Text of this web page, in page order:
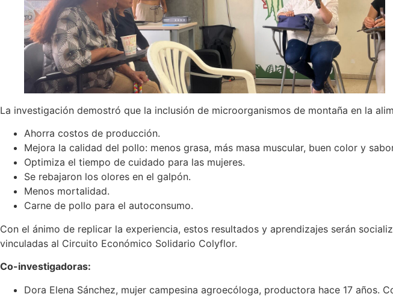
La investigación demostró que la inclusión de microorganismos de montaña en la
Ahorra costos de producción.
Mejora la calidad del pollo: menos grasa, más masa muscular, buen color y
Optimiza el tiempo de cuidado para las mujeres.
Se rebajaron los olores en el galpón.
Menos mortalidad.
Carne de pollo para el autoconsumo.
Con el ánimo de replicar la experiencia, estos resultados y aprendizajes serán
vinculadas al Circuito Económico Solidario Colyflor.
Co-investigadoras:
Dora Elena Sánchez, mujer campesina agroecóloga, productora hace 17 años.